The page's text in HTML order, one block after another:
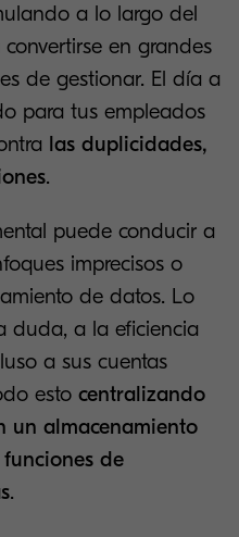
a lo largo del
en grandes
de gestionar. El día a
para tus empleados
las duplicidades,
.
puede conducir a
imprecisos o
de datos. Lo
duda, a la eficiencia
a sus cuentas
esto centralizando
un almacenamiento
de
.